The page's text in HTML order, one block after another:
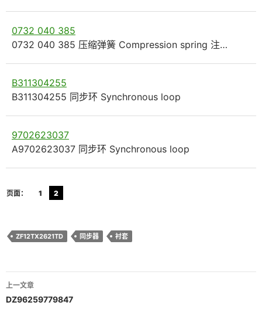
0732 040 385
0732 040 385 压缩弹簧 Compression spring 注…
B311304255
B311304255 同步环 Synchronous loop
9702623037
A9702623037 同步环 Synchronous loop
页面： 1 2
ZF12TX2621TD 同步器 衬套
文
章
上一文章
DZ96259779847